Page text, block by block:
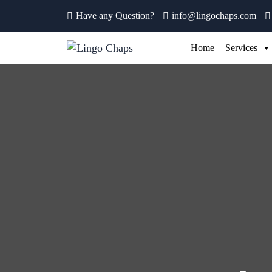
Have any Question? info@lingochaps.com
Home Services